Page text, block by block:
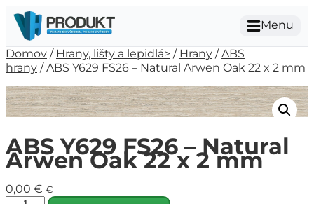
Menu
Domov / Hrany, lišty a lepidlá> / Hrany /ABS
hrany / ABS Y629 FS26 – Natural Arwen Oak 22 x 2 mm
ABS Y629 FS26 – Natural
Arwen Oak 22 x 2 mm
0,00 € €